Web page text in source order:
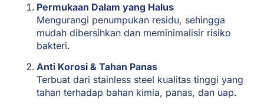
Permukaan Dalam yang Halus
Mengurangi penumpukan residu, sehingga
mudah dibersihkan dan meminimalisir risiko
bakteri.
Anti Korosi & Tahan Panas
Terbuat dari stainless steel kualitas tinggi yang
tahan terhadap bahan kimia, panas, dan uap.